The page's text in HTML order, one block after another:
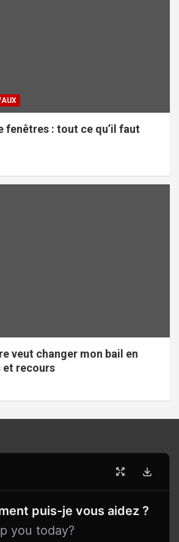
fenêtres : tout ce qu’il faut
veut changer mon bail en
et recours
puis-je vous aidez ?
you today?